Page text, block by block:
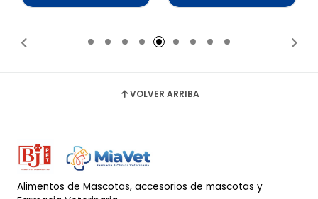
VOLVER ARRIBA
Alimentos de Mascotas, accesorios de mascotas y